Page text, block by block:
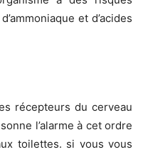
et d’acides
récepteurs du cerveau
l’alarme à cet ordre
toilettes. si vous vous